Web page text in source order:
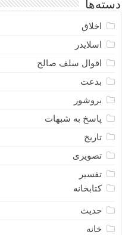
دسته‌ها
اخلاق
اسلایدر
اقوال سلف صالح
بدعت
بروشور
پاسخ به شبهات
تاریخ
تصویری
تفسیر
کتابخانه
حدیث
خانه